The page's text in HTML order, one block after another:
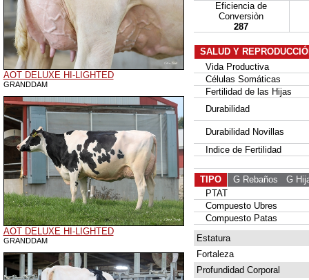
AOT DELUXE HI-LIGHTED
GRANDDAM
AOT DELUXE HI-LIGHTED
GRANDDAM
Eficiencia de
Conversiòn
287
SALUD Y
Vida Productiva
Células Somáticas
Fertilidad de las Hijas
Durabilidad
Durabilidad Novillas
Indice de Fertilidad
TIPO G Rebaños G
PTAT
Compuesto Ubres
Compuesto Patas
Estatura
Fortaleza
Profundidad Corporal